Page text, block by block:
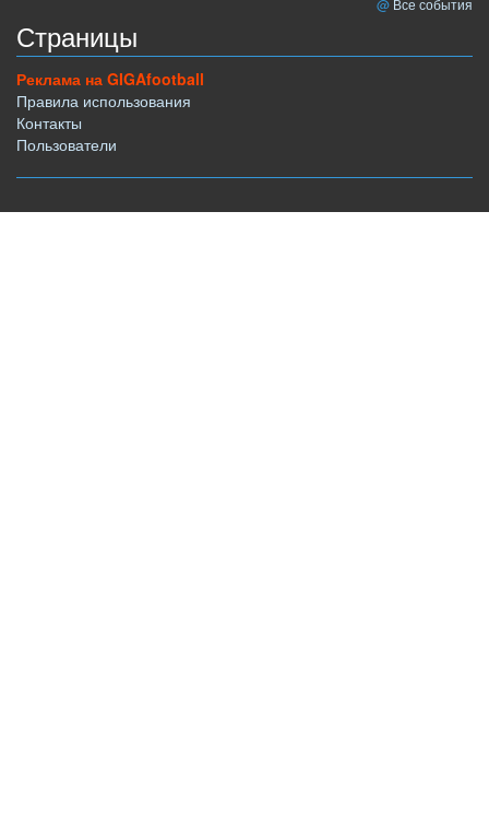
Все события
Страницы
Реклама на GIGAfootball
Правила использования
Контакты
Пользователи